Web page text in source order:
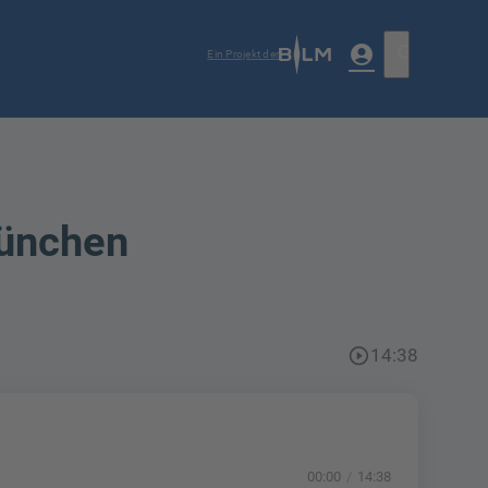
Ein Projekt der account_circle
play_circle_outline14:38
00:00 14:38